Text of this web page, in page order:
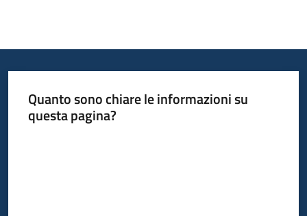
le
Informazioni
Quanto sono chiare le informazioni su
questa pagina?